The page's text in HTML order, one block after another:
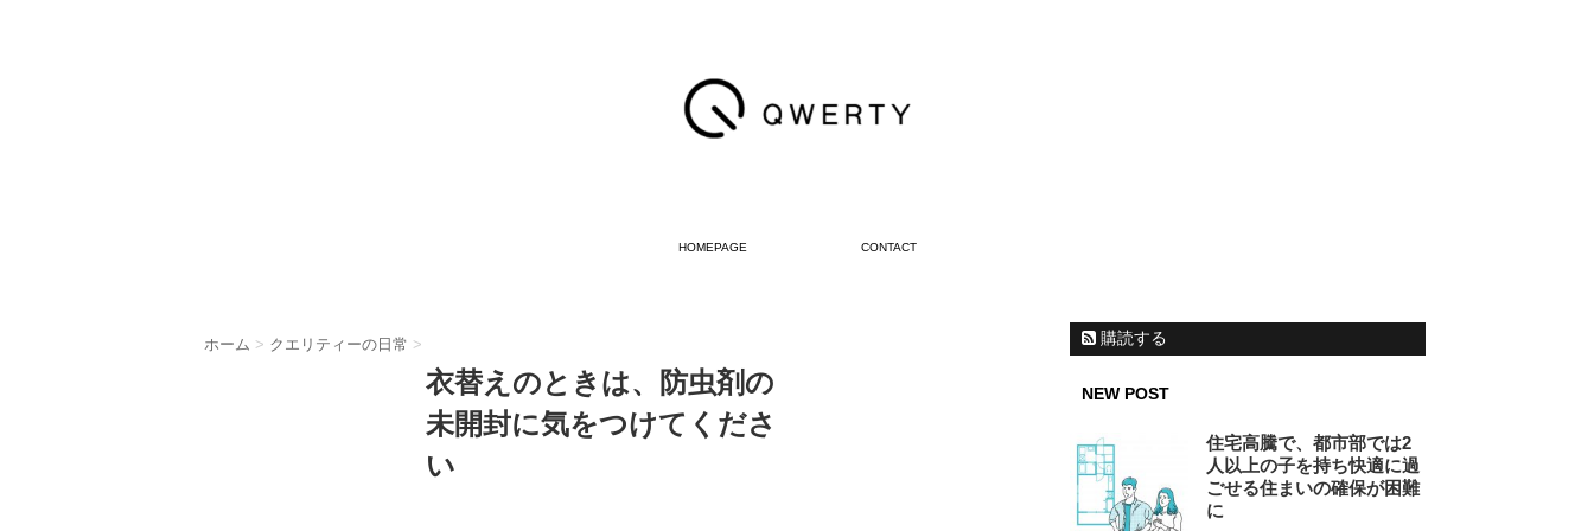
HOMEPAGE CONTACT
ホーム > クエリティーの日常 >
衣替えのときは、防虫剤の
未開封に気をつけてくださ
い
購読する
NEW POST
住宅高騰で、都市部では2
人以上の子を持ち快適に過
ごせる住まいの確保が困難
に